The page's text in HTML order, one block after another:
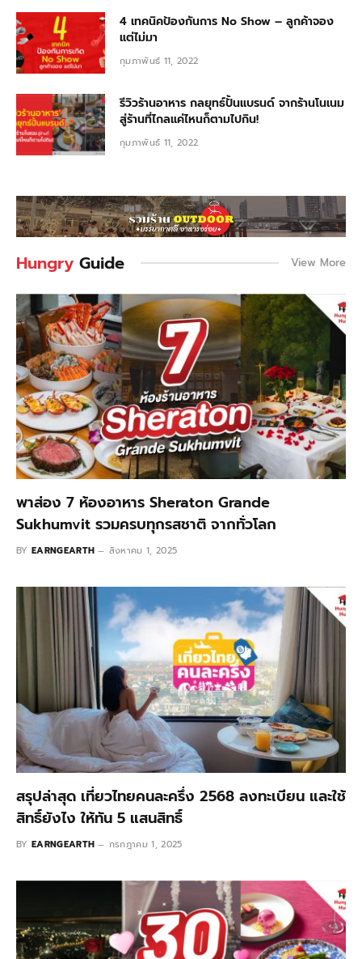
4 เทคนิคป้องกันการ No Show – ลูกค้าจอง
แต่ไม่มา
กุมภาพันธ์ 11, 2022
รีวิวร้านอาหาร กลยุทธ์ปั้นแบรนด์ จากร้านโนเนม
สู่ร้านที่ไกลแค่ไหนก็ตามไปกิน!
กุมภาพันธ์ 11, 2022
Hungry Guide View More
พาส่อง 7 ห้องอาหาร Sheraton Grande
Sukhumvit รวมครบทุกรสชาติ จากทั่วโลก
BY EARNGEARTH สิงหาคม 1, 2025
สรุปล่าสุด เที่ยวไทยคนละครึ่ง 2568 ลงทะเบียน และใช้
สิทธิ์ยังไง ให้ทัน 5 แสนสิทธิ์
BY EARNGEARTH กรกฎาคม 1, 2025